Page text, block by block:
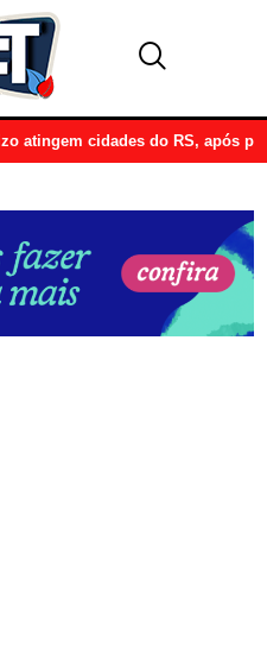
atingem cidades do RS, após